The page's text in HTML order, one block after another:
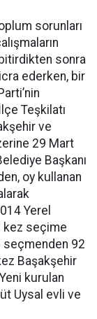
sorunları
sonra
ederken, bir
Teşkilatı
ve
29 Mart
Başkanı
oy kullanan
Yerel
kez seçime
seçmenden 92
Başakşehir
kurulan
Uysal evli ve